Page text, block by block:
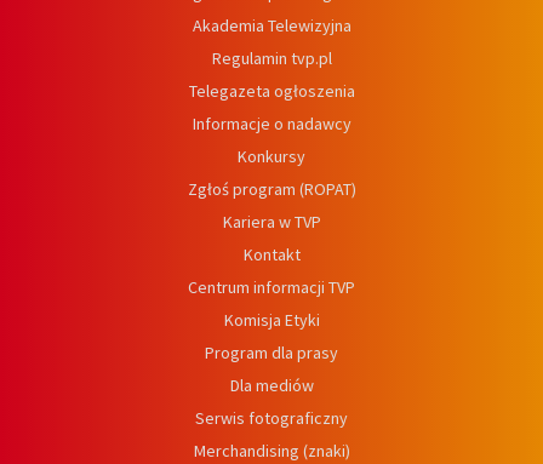
Akademia Telewizyjna
Regulamin tvp.pl
Telegazeta ogłoszenia
Informacje o nadawcy
Konkursy
Zgłoś program (ROPAT)
Kariera w TVP
Kontakt
Centrum informacji TVP
Komisja Etyki
Program dla prasy
Dla mediów
Serwis fotograficzny
Merchandising (znaki)